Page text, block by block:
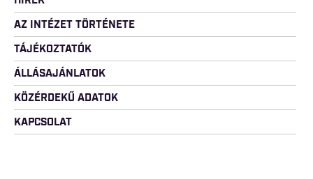
AZ INTÉZET TÖRTÉNETE
TÁJÉKOZTATÓK
ÁLLÁSAJÁNLATOK
KÖZÉRDEKŰ ADATOK
KAPCSOLAT